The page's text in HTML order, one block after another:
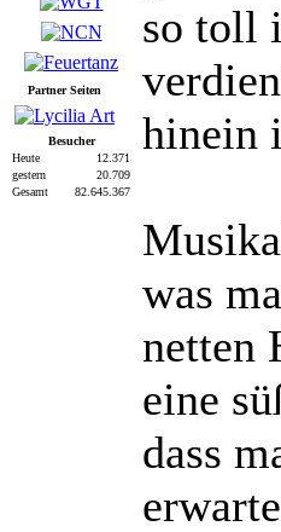
Partner Seiten
Besucher
Heute
12.371
gestern
20.709
Gesamt
82.645.367
so toll
hinein
was
netten
eine
dass